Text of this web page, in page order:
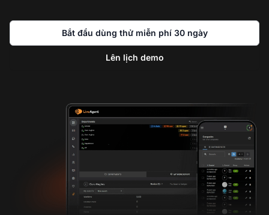
Bắt đầu dùng thử miễn phí 30 ngày
Lên lịch demo